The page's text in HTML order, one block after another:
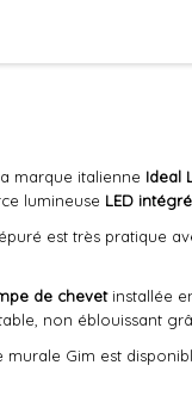
marque italienne Ideal
lumineuse LED
est très pratique
de chevetinstallée
non éblouissant
murale Gim est